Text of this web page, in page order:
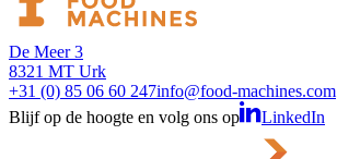
De Meer 3
8321 MT Urk
+31 (0) 85 06 60 247info@food-machines.com
Blijf op de hoogte en volg ons op
LinkedIn